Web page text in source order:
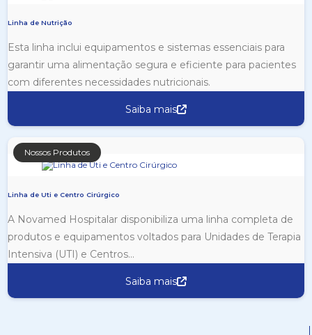
Linha de Nutrição
Esta linha inclui equipamentos e sistemas essenciais para
garantir uma alimentação segura e eficiente para pacientes
com diferentes necessidades nutricionais.
Saiba mais
Linha de Uti e Centro Cirúrgico
A Novamed Hospitalar disponibiliza uma linha completa de
produtos e equipamentos voltados para Unidades de Terapia
Intensiva (UTI) e Centros...
Nossos Produtos
Saiba mais